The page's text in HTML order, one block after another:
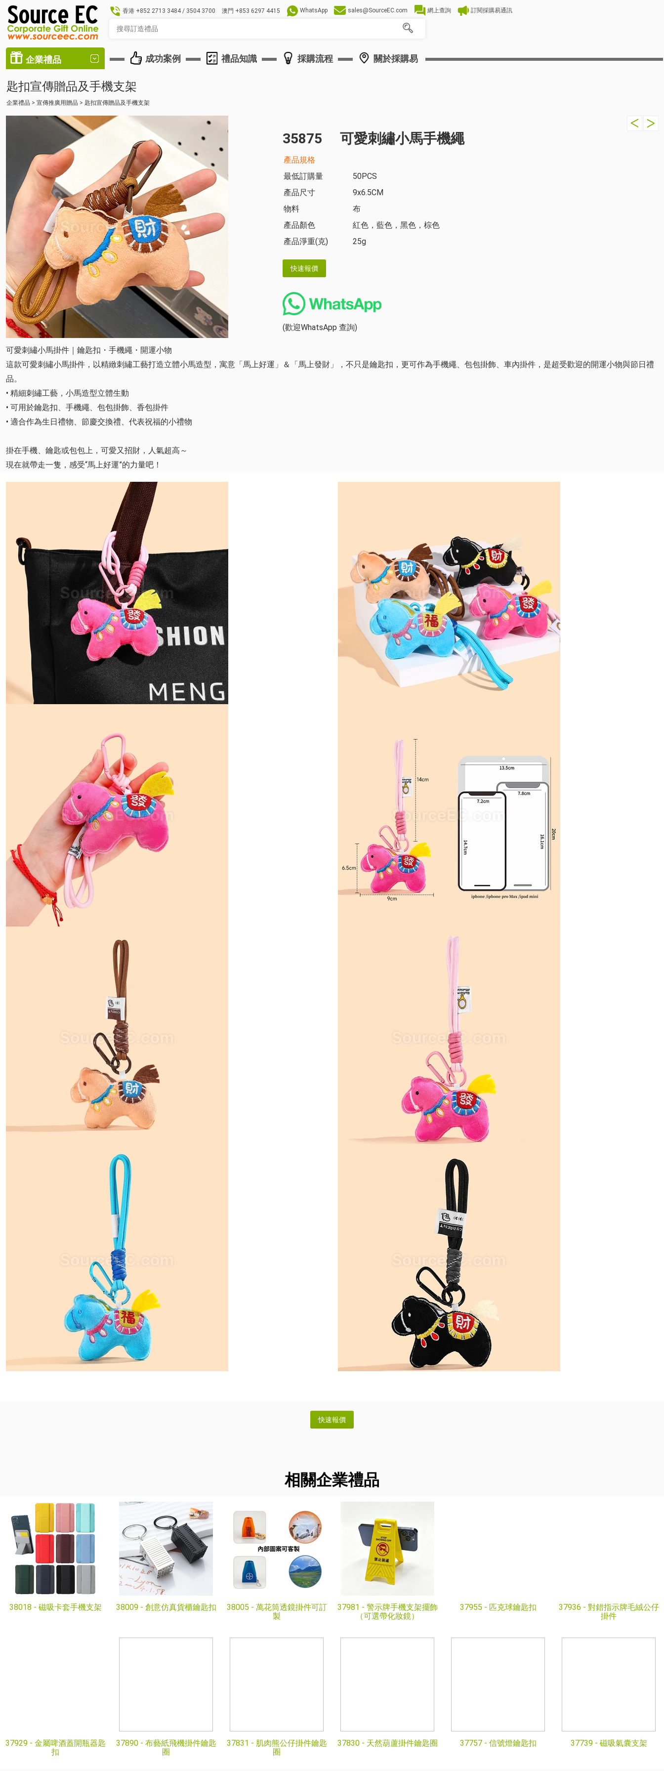
香港 +852 2713 3484 / 3504 3700 澳門 +853 6297 4415 WhatsApp sales@SourceEC.com 網上查詢 訂閱採購易通訊
企業禮品 成功案例 禮品知識 採購流程 關於採購易
匙扣宣傳贈品及手機支架
企業禮品 > 宣傳推廣用贈品 > 匙扣宣傳贈品及手機支架
35875 可愛刺繡小馬手機繩
產品規格
最低訂購量
50PCS
產品尺寸
9x6.5CM
物料
布
產品顏色
紅色，藍色，黑色，棕色
產品淨重(克)
25g
(歡迎WhatsApp 查詢)
可愛刺繡小馬掛件｜鑰匙扣・手機繩・開運小物
這款可愛刺繡小馬掛件，以精緻刺繡工藝打造立體小馬造型，寓意「馬上好運」＆「馬上發財」，不只是鑰匙扣，更可作為手機繩、包包掛飾、車內掛件，是超受歡迎的開運小物與節日禮
品。
• 精細刺繡工藝，小馬造型立體生動
• 可用於鑰匙扣、手機繩、包包掛飾、香包掛件
• 適合作為生日禮物、節慶交換禮、代表祝福的小禮物
掛在手機、鑰匙或包包上，可愛又招財，人氣超高～
現在就帶走一隻，感受“馬上好運”的力量吧！
相關企業禮品
38018 - 磁吸卡套手機支架 38009 - 創意仿真貨櫃鑰匙扣 38005 - 萬花筒透鏡掛件可訂
製
37981 - 警示牌手機支架擺飾
（可選帶化妝鏡）
37955 - 匹克球鑰匙扣 37936 - 對錯指示牌毛絨公仔
掛件
37929 - 金屬啤酒蓋開瓶器匙
扣
37890 - 布藝紙飛機掛件鑰匙
圈
37831 - 肌肉熊公仔掛件鑰匙
圈
37830 - 天然葫蘆掛件鑰匙圈 37757 - 信號燈鑰匙扣 37739 - 磁吸氣囊支架